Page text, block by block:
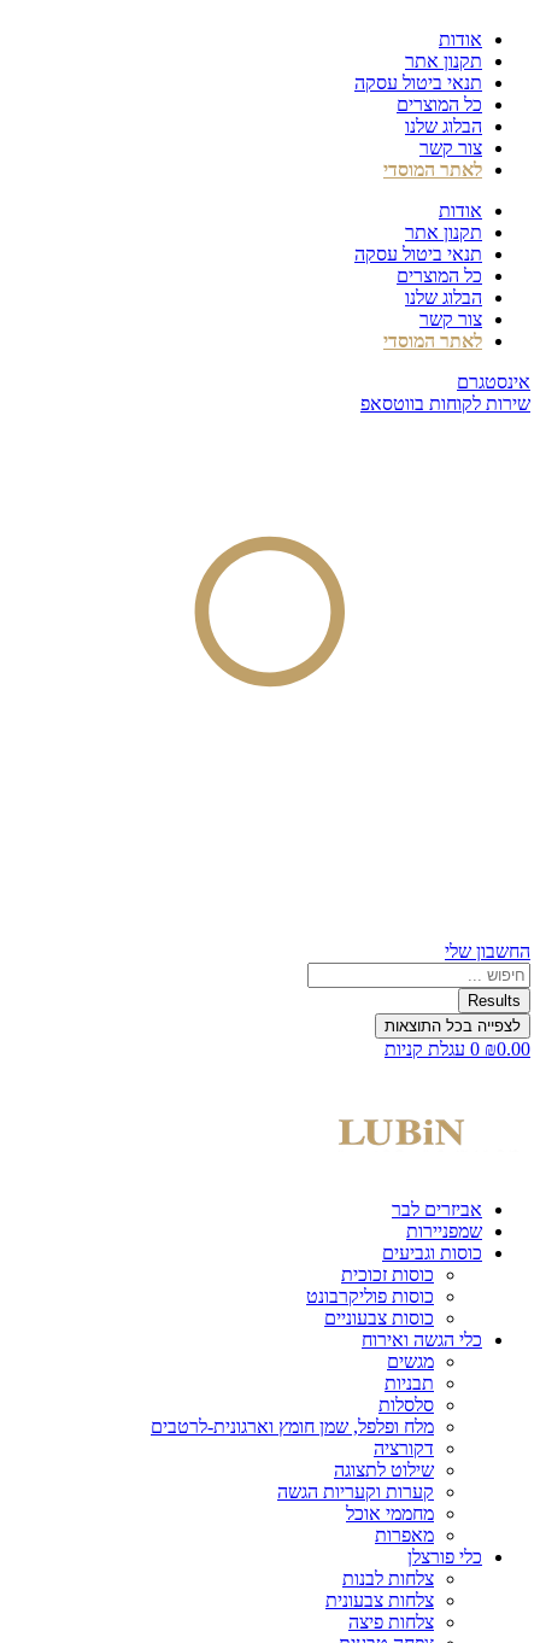
לתוכן
אודות
תקנון אתר
תנאי ביטול עסקה
כל המוצרים
הבלוג שלנו
צור קשר
לאתר המוסדי
אודות
תקנון אתר
תנאי ביטול עסקה
כל המוצרים
הבלוג שלנו
צור קשר
לאתר המוסדי
אינסטגרם
שירות לקוחות בווטסאפ
החשבון שלי
Search
...
Results
לצפייה בכל התוצאות
₪0.00
0 עגלת קניות
אביזרים לבר
שמפניירות
כוסות וגביעים
כוסות זכוכית
כוסות פוליקרבונט
כוסות צבעוניים
כלי הגשה ואירוח
מגשים
תבניות
סלסלות
מלח ופלפל, שמן חומץ וארגונית-לרטבים
דקורציה
שילוט לתצוגה
קערות וקעריות הגשה
מחממי אוכל
מאפרות
כלי פורצלן
צלחות לבנות
צלחות צבעונית
צלחות פיצה